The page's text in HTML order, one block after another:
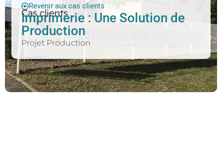
Revenir aux cas clients
Cas clients
Imprimerie : Une Solution de
Production
Projet Production